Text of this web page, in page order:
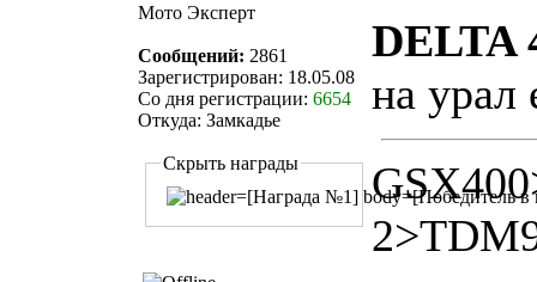
Мото Эксперт
Сообщений: 2861
Зарегистрирован: 18.05.08
Со дня регистрации: 6654
Откуда: Замкадье
Скрыть награды
DELTA
на урал